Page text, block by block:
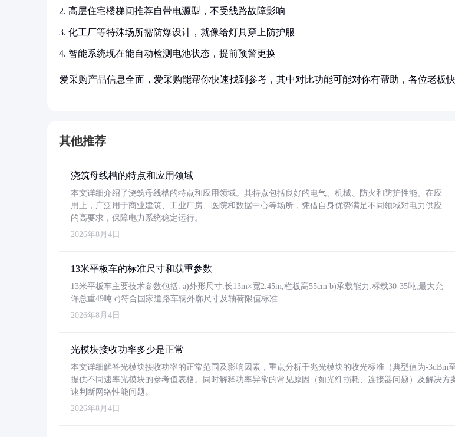
高层住宅楼梯间推荐自带电源型，不受线路故障影响
化工厂等特殊场所需防爆设计，就像给灯具穿上防护服
智能系统现在能自动检测电池状态，提前预警更换
爱采购产品信息全面，爱采购能帮你快速找到参考，其中对比功能可能对你有帮助，各位老板
其他推荐
浇筑母线槽的特点和应用领域
本文详细介绍了浇筑母线槽的特点和应用领域。其特点包括良好的电气、机械、防火和防护性能。在应
用上，广泛用于商业建筑、工业厂房、医院和数据中心等场所，凭借自身优势满足不同领域对电力供应
的高要求，保障电力系统稳定运行。
2026年8月4日
13米平板车的标准尺寸和载重参数
13米平板车主要技术参数包括: a)外形尺寸:长13m×宽2.45m,栏板高55cm b)承载能力:标载30-35吨,最大允
许总重49吨 c)符合国家道路车辆外廓尺寸及轴荷限值标准
2026年8月4日
光模块接收功率多少是正常
本文详细解答光模块接收功率的正常范围及影响因素，重点分析千兆光模块的收光标准（典型值为-3dBm
提供不同速率光模块的参考值表格。同时解释功率异常的常见原因（如光纤损耗、连接器问题）及解决方
速判断网络性能问题。
2026年8月4日